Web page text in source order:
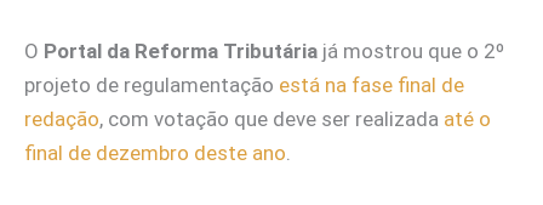
O Portal da Reforma Tributária já mostrou que o 2º
projeto de regulamentação está na fase final de
redação, com votação que deve ser realizada até o
final de dezembro deste ano